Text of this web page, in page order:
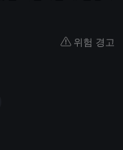
위험 경고